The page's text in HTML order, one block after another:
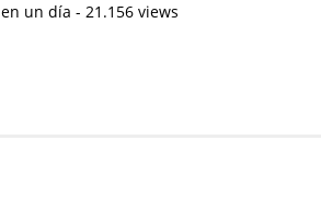
un día - 21.156 views